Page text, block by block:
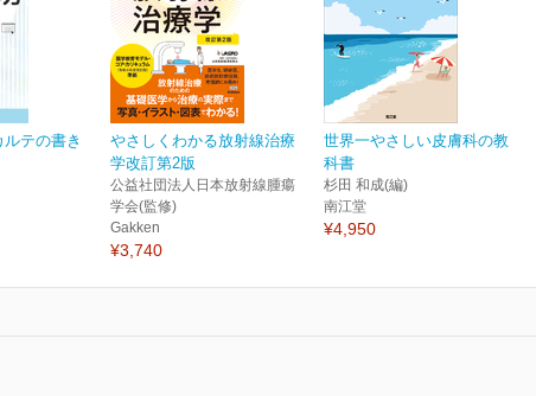
テの書き
やさしくわかる放射線治療
学改訂第2版
公益社団法人日本放射線腫瘍
学会(監修)
Gakken
¥3,740
世界一やさしい皮膚科の教
科書
杉田 和成(編)
南江堂
¥4,950